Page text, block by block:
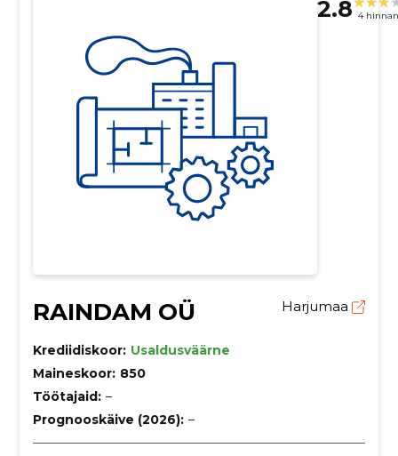
2.8 4
RAINDAM OÜ Harjumaa
Krediidiskoor: Usaldusväärne
Maineskoor: 850
Töötajaid: –
Prognooskäive (2026): –